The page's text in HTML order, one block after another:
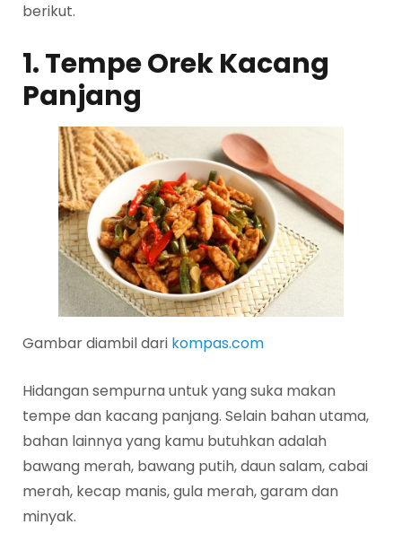
berikut.
1. Tempe Orek Kacang
Panjang
Gambar diambil dari kompas.com
Hidangan sempurna untuk yang suka makan
tempe dan kacang panjang. Selain bahan utama,
bahan lainnya yang kamu butuhkan adalah
bawang merah, bawang putih, daun salam, cabai
merah, kecap manis, gula merah, garam dan
minyak.